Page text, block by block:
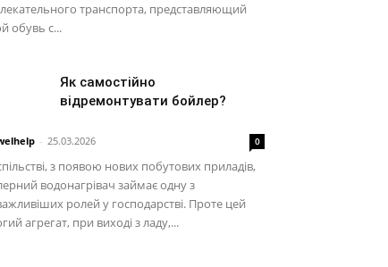
транспорта, представляющий
обувь с...
Як самостійно
відремонтувати бойлер?
- 25.03.2026 0
з появою нових побутових приладів,
водонагрівач займає одну з
ролей у господарстві. Проте цей
агрегат, при виході з ладу,...